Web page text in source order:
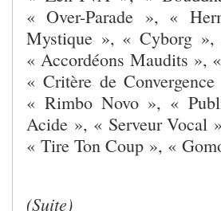
« Over-Parade », «
Mystique », « Cyborg
« Accordéons Maudits »,
« Critère de
« Rimbo Novo », «
Acide », « Serveur Vocal
« Tire Ton Coup », «
(Suite)